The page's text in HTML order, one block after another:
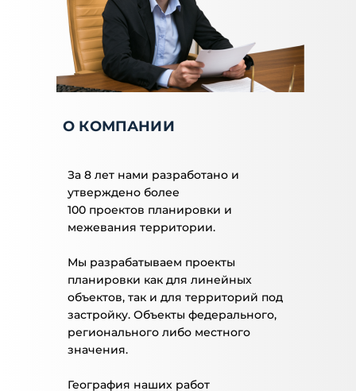
О КОМПАНИИ
За 8 лет нами разработано и
утверждено более
100 проектов планировки и
межевания территории.
Мы разрабатываем проекты
планировки как для линейных
объектов, так и для территорий под
застройку. Объекты федерального,
регионального либо местного
значения.
География наших работ